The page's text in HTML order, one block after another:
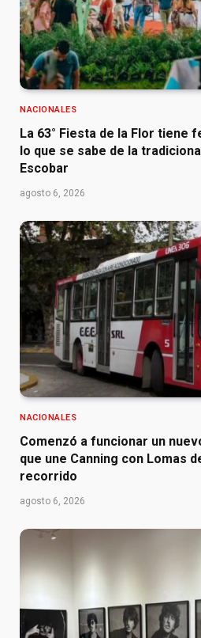
NACIONALES
La 63° Fiesta de la Flor tiene
lo que se sabe de la
Escobar
agosto 6, 2026
NACIONALES
Comenzó a funcionar un
que une Canning con Lomas
recorrido
agosto 6, 2026